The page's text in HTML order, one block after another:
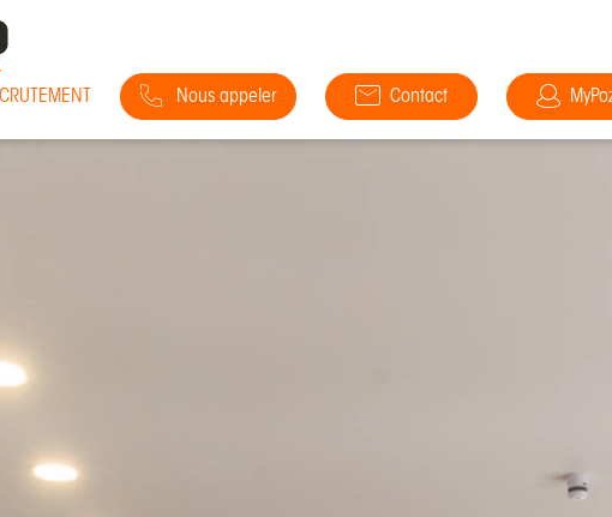
Nous appeler Contact